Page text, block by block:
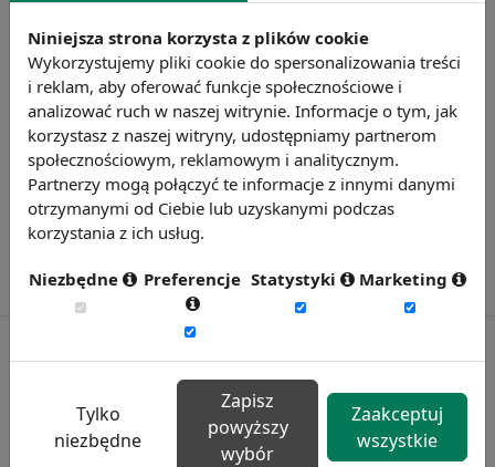
Rynekpracy.pl
sedlak.pl
Niniejsza strona korzysta z plików cookie
Wykorzystujemy pliki cookie do spersonalizowania treści
i reklam, aby oferować funkcje społecznościowe i
analizować ruch w naszej witrynie. Informacje o tym, jak
korzystasz z naszej witryny, udostępniamy partnerom
społecznościowym, reklamowym i analitycznym.
Partnerzy mogą połączyć te informacje z innymi danymi
otrzymanymi od Ciebie lub uzyskanymi podczas
korzystania z ich usług.
Niezbędne Preferencje Statystyki Marketing
Tylko
niezbędne
Zapisz
powyższy
wybór
Zaakceptuj
wszystkie